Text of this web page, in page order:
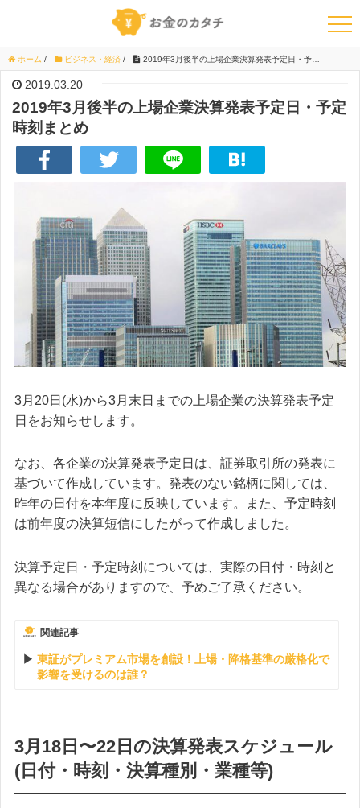
ホーム / ビジネス・経済 / 2019年3月後半の上場企業決算発表予定日・予定時刻まとめ
2019.03.20
2019年3月後半の上場企業決算発表予定日・予定
時刻まとめ
3月20日(水)から3月末日までの上場企業の決算発表予定
日をお知らせします。
なお、各企業の決算発表予定日は、証券取引所の発表に
基づいて作成しています。発表のない銘柄に関しては、
昨年の日付を本年度に反映しています。また、予定時刻
は前年度の決算短信にしたがって作成しました。
決算予定日・予定時刻については、実際の日付・時刻と
異なる場合がありますので、予めご了承ください。
関連記事
東証がプレミアム市場を創設！上場・降格基準の厳格化で
影響を受けるのは誰？
3月18日〜22日の決算発表スケジュール
(日付・時刻・決算種別・業種等)